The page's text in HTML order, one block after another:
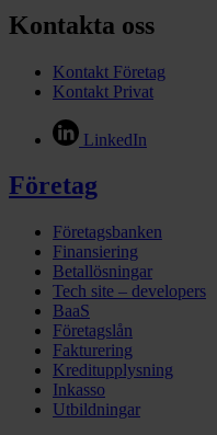
Kontakta oss
Kontakt Företag
Kontakt Privat
LinkedIn
Företag
Företagsbanken
Finansiering
Betallösningar
Tech site – developers
BaaS
Företagslån
Fakturering
Kreditupplysning
Inkasso
Utbildningar